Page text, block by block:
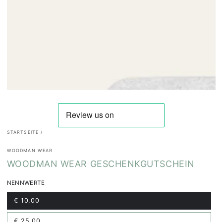
STARTSEITE /
WOODMAN WEAR
WOODMAN WEAR GESCHENKGUTSCHEIN
NENNWERTE
€ 10,00
Variante
ausverkauft
oder